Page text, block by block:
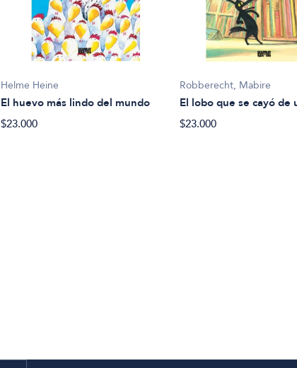
Helme Heine
El huevo más lindo del mundo
$23.000
Robberecht, Mabire
El lobo que se cayó de
$23.000